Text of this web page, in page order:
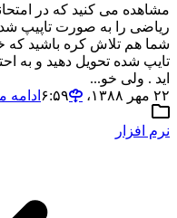
مشاهده می کنید که در
ریاضی را به صورت تاپیپ
شما هم تلاش کره باشید که
اید . ولی خو...
۲۲ مهر ۱۳۸۸،‏ ۶:۵۹
نرم افزار